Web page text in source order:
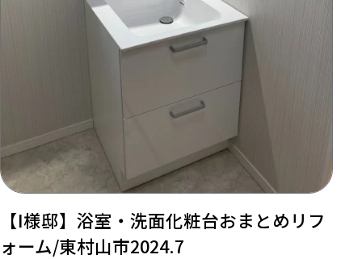
【I様邸】浴室・洗面化粧台おまとめリフ
ォーム/東村山市2024.7